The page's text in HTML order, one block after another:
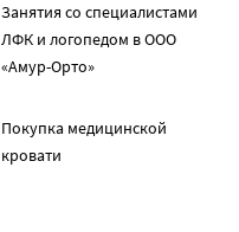
Занятия со специалистами
ЛФК и логопедом в ООО
«Амур-Орто»
Покупка медицинской
кровати